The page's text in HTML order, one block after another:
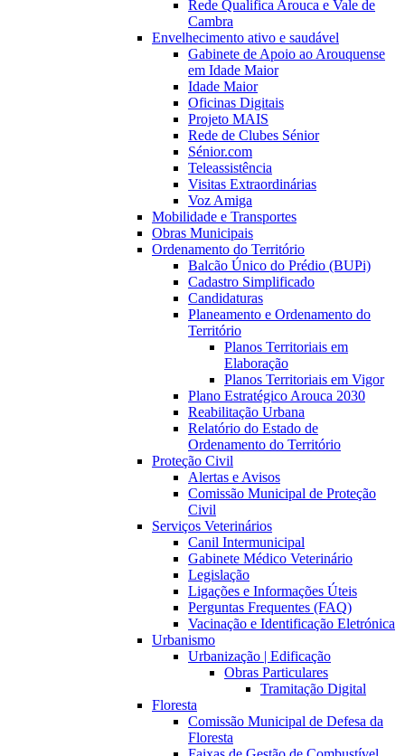
Rede Qualifica Arouca e Vale de
Cambra
Envelhecimento ativo e saudável
Gabinete de Apoio ao Arouquense
em Idade Maior
Idade Maior
Oficinas Digitais
Projeto MAIS
Rede de Clubes Sénior
Sénior.com
Teleassistência
Visitas Extraordinárias
Voz Amiga
Mobilidade e Transportes
Obras Municipais
Ordenamento do Território
Balcão Único do Prédio (BUPi)
Cadastro Simplificado
Candidaturas
Planeamento e Ordenamento do
Território
Planos Territoriais em
Elaboração
Planos Territoriais em Vigor
Plano Estratégico Arouca 2030
Reabilitação Urbana
Relatório do Estado de
Ordenamento do Território
Proteção Civil
Alertas e Avisos
Comissão Municipal de Proteção
Civil
Serviços Veterinários
Canil Intermunicipal
Gabinete Médico Veterinário
Legislação
Ligações e Informações Úteis
Perguntas Frequentes (FAQ)
Vacinação e Identificação Eletrónica
Urbanismo
Urbanização | Edificação
Obras Particulares
Tramitação Digital
Floresta
Comissão Municipal de Defesa da
Floresta